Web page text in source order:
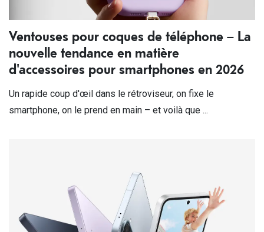
Ventouses pour coques de téléphone – La
nouvelle tendance en matière
d'accessoires pour smartphones en 2026
Un rapide coup d'œil dans le rétroviseur, on fixe le
smartphone, on le prend en main – et voilà que ...